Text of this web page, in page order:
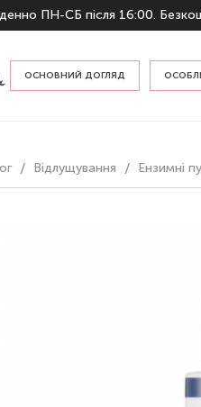
ПН-СБ після 16:00.
ОСНОВНИЙ ДОГЛЯД
По
Відлущування Ензимні